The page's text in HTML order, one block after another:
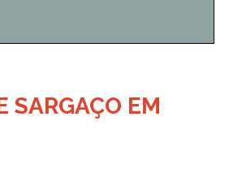
SARGAÇO EM